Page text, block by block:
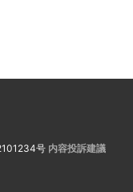
号 内容投訴建議